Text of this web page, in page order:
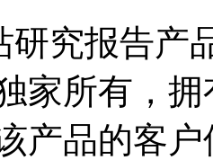
研究报告产
家所有，
产品的客